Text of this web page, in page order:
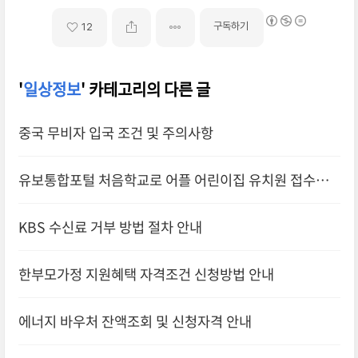
12 구독하기
'일상정보' 카테고리의 다른 글
중국 무비자 입국 조건 및 주의사항
유보통합포털 처음학교로 어플 어린이집 유치원 접수방
KBS 수신료 거부 방법 절차 안내
한부모가정 지원혜택 자격조건 신청방법 안내
에너지 바우처 잔액조회 및 신청자격 안내